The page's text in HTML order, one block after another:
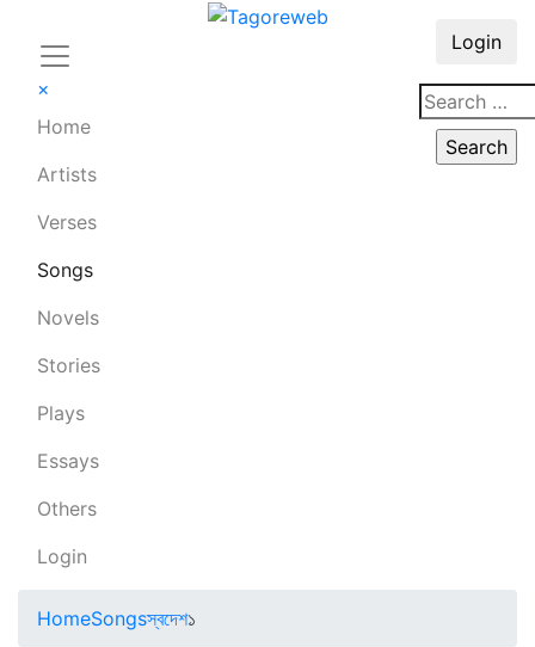
×
Home
Artists
Verses
Songs
Novels
Stories
Plays
Essays
Others
Login
Login
HomeSongsস্বদেশ১